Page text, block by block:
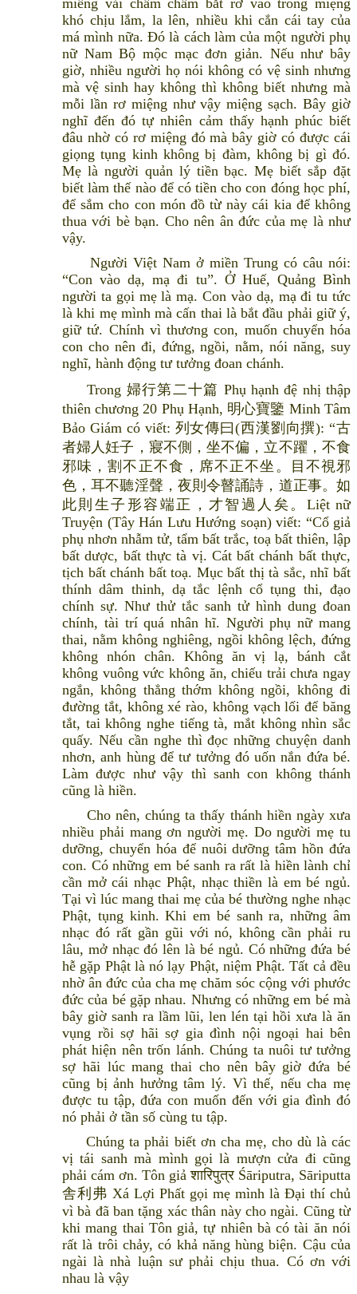
miếng vải chấm chấm bắt rơ vào trong miệng
khó chịu lắm, la lên, nhiều khi cắn cái tay của
má mình nữa. Đó là cách làm của một người phụ
nữ Nam Bộ mộc mạc đơn giản. Nếu như bây
giờ, nhiều người họ nói không có vệ sinh nhưng
mà vệ sinh hay không thì không biết nhưng mà
mỗi lần rơ miệng như vậy miệng sạch. Bây giờ
nghĩ đến đó tự nhiên cảm thấy hạnh phúc biết
đâu nhờ có rơ miệng đó mà bây giờ có được cái
giọng tụng kinh không bị đàm, không bị gì đó.
Mẹ là người quản lý tiền bạc. Mẹ biết sắp đặt
biết làm thế nào để có tiền cho con đóng học phí,
để sắm cho con món đồ từ này cái kia để không
thua với bè bạn. Cho nên ân đức của mẹ là như
vậy.
Người Việt Nam ở miền Trung có câu nói:
“Con vào dạ, mạ đi tu”. Ở Huế, Quảng Bình
người ta gọi mẹ là mạ. Con vào dạ, mạ đi tu tức
là khi mẹ mình mà cấn thai là bắt đầu phải giữ ý,
giữ tứ. Chính vì thương con, muốn chuyển hóa
con cho nên đi, đứng, ngồi, nằm, nói năng, suy
nghĩ, hành động tư tưởng đoan chánh.
Trong 婦行第二十篇 Phụ hạnh đệ nhị thập
thiên chương 20 Phụ Hạnh, 明心寶鑒 Minh Tâm
Bảo Giám có viết: 列女傳曰(西漢劉向撰): “古
者婦人妊子，寢不側，坐不偏，立不躍，不食
邪味，割不正不食，席不正不坐。目不視邪
色，耳不聽淫聲，夜則令瞽誦詩，道正事。如
此則生子形容端正，才智過人矣。Liệt nữ
Truyện (Tây Hán Lưu Hướng soạn) viết: “Cổ giả
phụ nhơn nhẫm tử, tẩm bất trắc, toạ bất thiên, lập
bất dược, bất thực tà vị. Cát bất chánh bất thực,
tịch bất chánh bất toạ. Mục bất thị tà sắc, nhĩ bất
thính dâm thinh, dạ tắc lệnh cổ tụng thi, đạo
chính sự. Như thử tắc sanh tử hình dung đoan
chính, tài trí quá nhân hĩ. Người phụ nữ mang
thai, nằm không nghiêng, ngồi không lệch, đứng
không nhón chân. Không ăn vị lạ, bánh cắt
không vuông vức không ăn, chiếu trải chưa ngay
ngắn, không thẳng thớm không ngồi, không đi
đường tắt, không xé rào, không vạch lối để băng
tắt, tai không nghe tiếng tà, mắt không nhìn sắc
quấy. Nếu cần nghe thì đọc những chuyện danh
nhơn, anh hùng để tư tưởng đó uốn nắn đứa bé.
Làm được như vậy thì sanh con không thánh
cũng là hiền.
Cho nên, chúng ta thấy thánh hiền ngày xưa
nhiều phải mang ơn người mẹ. Do người mẹ tu
dưỡng, chuyển hóa để nuôi dưỡng tâm hồn đứa
con. Có những em bé sanh ra rất là hiền lành chỉ
cần mở cái nhạc Phật, nhạc thiền là em bé ngủ.
Tại vì lúc mang thai mẹ của bé thường nghe nhạc
Phật, tụng kinh. Khi em bé sanh ra, những âm
nhạc đó rất gần gũi với nó, không cần phải ru
lâu, mở nhạc đó lên là bé ngủ. Có những đứa bé
hễ gặp Phật là nó lạy Phật, niệm Phật. Tất cả đều
nhờ ân đức của cha mẹ chăm sóc cộng với phước
đức của bé gặp nhau. Nhưng có những em bé mà
bây giờ sanh ra lầm lũi, len lén tại hồi xưa là ăn
vụng rồi sợ hãi sợ gia đình nội ngoại hai bên
phát hiện nên trốn lánh. Chúng ta nuôi tư tưởng
sợ hãi lúc mang thai cho nên bây giờ đứa bé
cũng bị ảnh hưởng tâm lý. Vì thế, nếu cha mẹ
được tu tập, đứa con muốn đến với gia đình đó
nó phải ở tần số cùng tu tập.
Chúng ta phải biết ơn cha mẹ, cho dù là các
vị tái sanh mà mình gọi là mượn cửa đi cũng
phải cám ơn. Tôn giả शारिपुत्र Śāriputra, Sāriputta
舎利弗 Xá Lợi Phất gọi mẹ mình là Đại thí chủ
vì bà đã ban tặng xác thân này cho ngài. Cũng từ
khi mang thai Tôn giả, tự nhiên bà có tài ăn nói
rất là trôi chảy, có khả năng hùng biện. Cậu của
ngài là nhà luận sư phải chịu thua. Có ơn với
nhau là vậy